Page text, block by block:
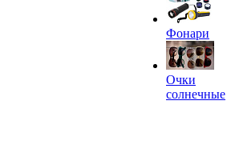
Фонари
Очки
солнечные